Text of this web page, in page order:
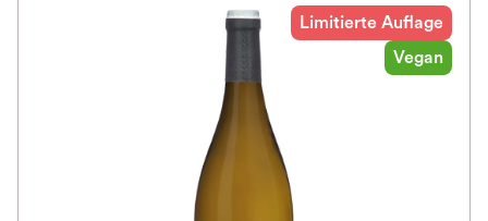
Limitierte Auflage
Vegan